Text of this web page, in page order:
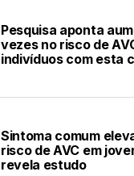
Pesquisa aponta
vezes no risco de
indivíduos com esta
Sintoma comum
risco de AVC em
revela estudo